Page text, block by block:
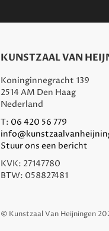
KUNSTZAAL VAN
Koninginnegracht 139
2514 AM Den Haag
Nederland
T: 06 420 56 779
Stuur ons een bericht
KVK: 27147780
BTW: 058827481
© Kunstzaal Van Heijningen